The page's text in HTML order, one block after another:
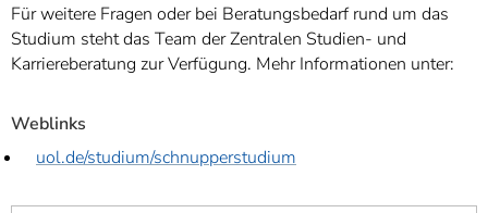
Für weitere Fragen oder bei Beratungsbedarf rund um das
Studium steht das Team der Zentralen Studien- und
Karriereberatung zur Verfügung. Mehr Informationen unter:
Weblinks
uol.de/studium/schnupperstudium